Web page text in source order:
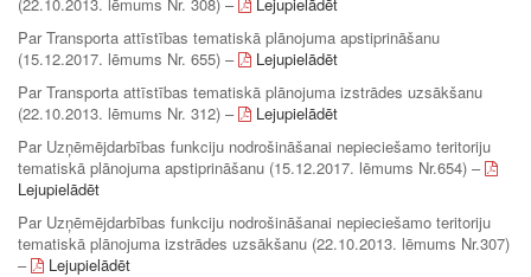
Par Transporta attīstības tematiskā plānojuma apstiprināšanu
(15.12.2017. lēmums Nr. 655) –
Lejupielādēt
Par Transporta attīstības tematiskā plānojuma izstrādes uzsākšanu
(22.10.2013. lēmums Nr. 312) –
Lejupielādēt
Par Uzņēmējdarbības funkciju nodrošināšanai nepieciešamo teritoriju
tematiskā plānojuma apstiprināšanu (15.12.2017. lēmums Nr.654) –
Lejupielādēt
Par Uzņēmējdarbības funkciju nodrošināšanai nepieciešamo teritoriju
tematiskā plānojuma izstrādes uzsākšanu (22.10.2013. lēmums Nr.307)
–
Lejupielādēt